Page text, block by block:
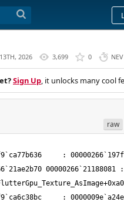
2026 3,699 0
Sign Up, it unlocks many cool
raw
:
00000266`21188081 :
: